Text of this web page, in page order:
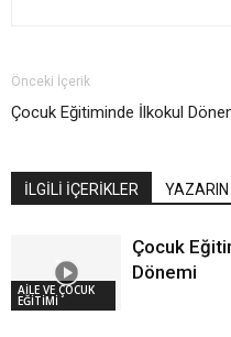
Önceki İçerik
Çocuk Eğitiminde İlkokul
İLGİLİ İÇERİKLER YAZARIN
AİLE VE ÇOCUK
EĞİTİMİ
Çocuk
Dönemi